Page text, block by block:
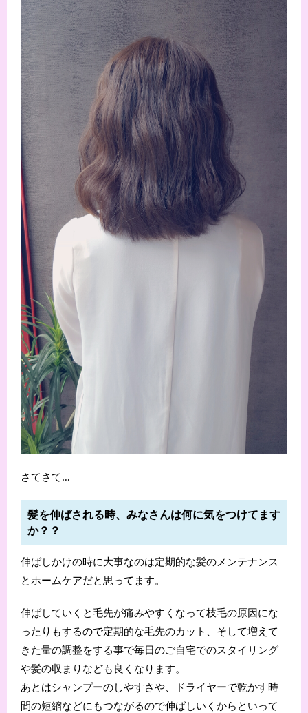
さてさて…
髪を伸ばされる時、みなさんは何に気をつけてます
か？？
伸ばしかけの時に大事なのは定期的な髪のメンテナンス
とホームケアだと思ってます。
伸ばしていくと毛先が痛みやすくなって枝毛の原因にな
ったりもするので定期的な毛先のカット、そして増えて
きた量の調整をする事で毎日のご自宅でのスタイリング
や髪の収まりなども良くなります。
あとはシャンプーのしやすさや、ドライヤーで乾かす時
間の短縮などにもつながるので伸ばしいくからといって